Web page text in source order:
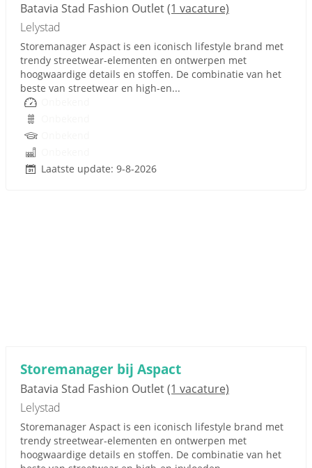
Batavia Stad Fashion Outlet(1 vacature)
Lelystad
Storemanager Aspact is een iconisch lifestyle brand met
trendy streetwear-elementen en ontwerpen met
hoogwaardige details en stoffen. De combinatie van het
beste van streetwear en high-en...
Laatste update: 9-8-2026
Storemanager bij Aspact
Batavia Stad Fashion Outlet(1 vacature)
Lelystad
Storemanager Aspact is een iconisch lifestyle brand met
trendy streetwear-elementen en ontwerpen met
hoogwaardige details en stoffen. De combinatie van het